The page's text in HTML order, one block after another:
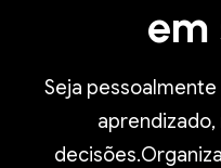
em
Seja